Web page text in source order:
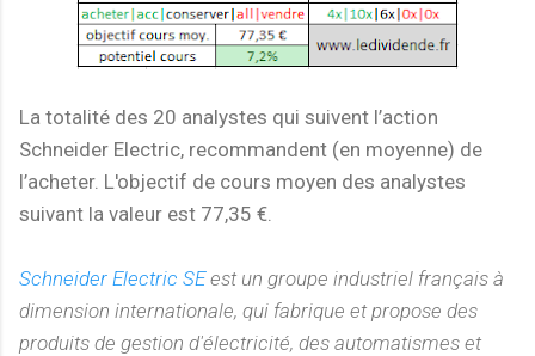
La totalité des 20 analystes qui suivent l’action
Schneider Electric, recommandent (en moyenne) de
l’acheter. L'objectif de cours moyen des analystes
suivant la valeur est 77,35 €.
Schneider Electric SEest un groupe industriel français à
dimension internationale, qui fabrique et propose des
produits de gestion d'électricité, des automatismes et